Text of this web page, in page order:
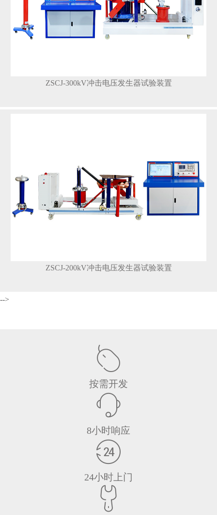
ZSCJ-300kV冲击电压发生器试验装置
ZSCJ-200kV冲击电压发生器试验装置
-->
按需开发
8小时响应
24小时上门